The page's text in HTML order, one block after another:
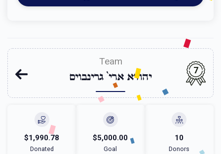
Team
יהודא ארי` גרינבוים 7
$1,990.78
Donated
$5,000.00
Goal
10
Donors